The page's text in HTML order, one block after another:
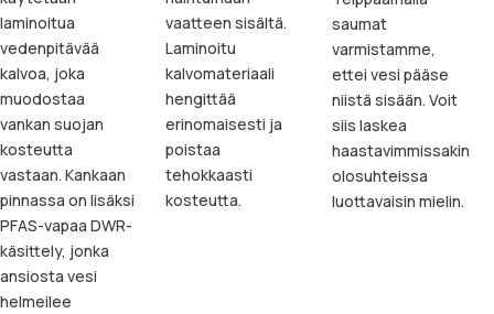
laminoitua
vedenpitävää
kalvoa, joka
muodostaa
vankan suojan
kosteutta
vastaan. Kankaan
pinnassa on lisäksi
PFAS-vapaa DWR-
käsittely, jonka
ansiosta vesi
helmeilee
vaatteen sisältä.
Laminoitu
kalvomateriaali
hengittää
erinomaisesti ja
poistaa
tehokkaasti
kosteutta.
saumat
varmistamme,
ettei vesi pääse
niistä sisään. Voit
siis laskea
haastavimmissakin
olosuhteissa
luottavaisin mielin.